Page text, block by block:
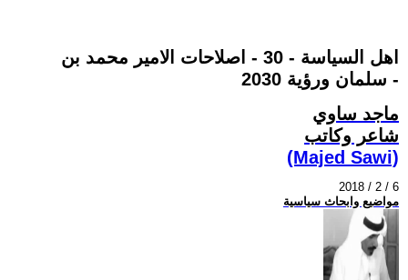
اهل السياسة - 30 - اصلاحات الامير محمد بن
سلمان ورؤية 2030 -
ماجد ساوي
شاعر وكاتب
(Majed Sawi)
2018 / 2 / 6
مواضيع وابحاث سياسية